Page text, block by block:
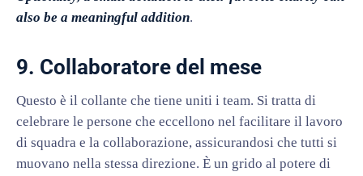
also be a meaningful addition.
9. Collaboratore del mese
Questo è il collante che tiene uniti i team. Si tratta di
celebrare le persone che eccellono nel facilitare il lavoro
di squadra e la collaborazione, assicurandosi che tutti si
muovano nella stessa direzione. È un grido al potere di